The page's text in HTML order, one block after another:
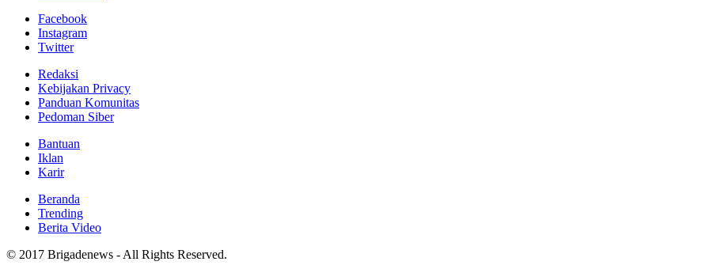
Facebook
Instagram
Twitter
Redaksi
Kebijakan Privacy
Panduan Komunitas
Pedoman Siber
Bantuan
Iklan
Karir
Beranda
Trending
Berita Video
© 2017 Brigadenews - All Rights Reserved.